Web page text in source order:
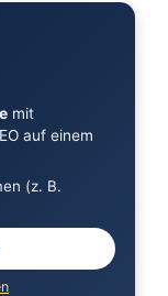
mit
auf einem
(z. B.